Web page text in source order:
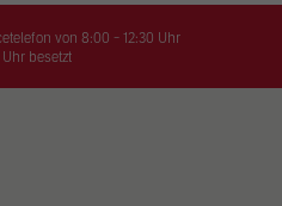
von 8:00 - 12:30 Uhr
besetzt